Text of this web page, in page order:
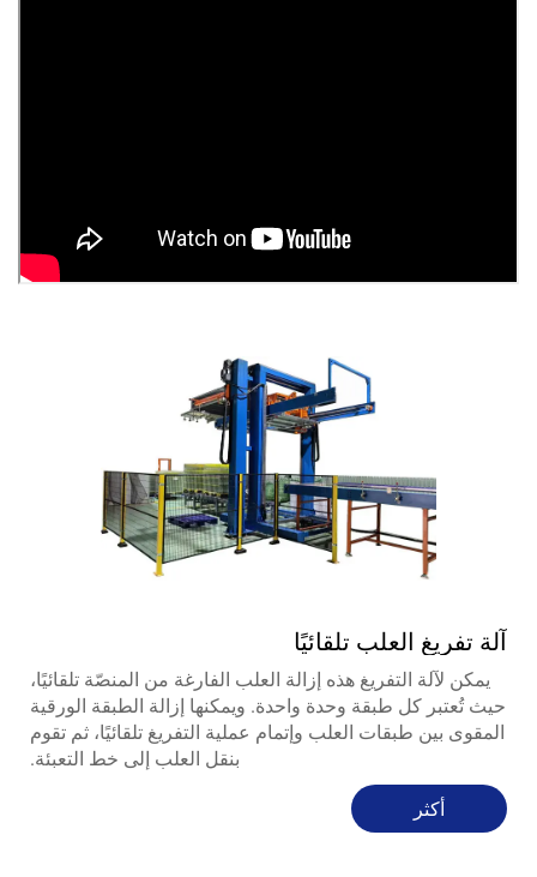
آلة تفريغ العلب تلقائيًا
يمكن لآلة التفريغ هذه إزالة العلب الفارغة من المنصّة تلقائيًا،
حيث تُعتبر كل طبقة وحدة واحدة. ويمكنها إزالة الطبقة الورقية
المقوى بين طبقات العلب وإتمام عملية التفريغ تلقائيًا، ثم تقوم
بنقل العلب إلى خط التعبئة.
أكثر